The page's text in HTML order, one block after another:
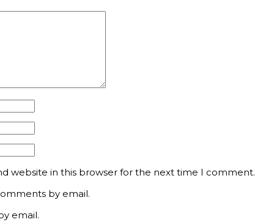
website in this browser for the next time I comment.
by email.
email.